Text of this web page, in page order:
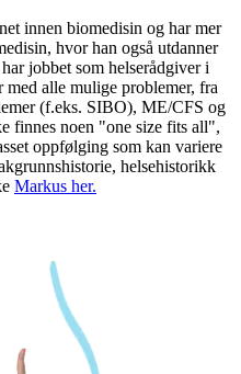
innen biomedisin og har mer
hvor han også utdanner
jobbet som helserådgiver i
alle mulige problemer, fra
(f.eks. SIBO), ME/CFS og
finnes noen "one size fits all",
oppfølging som kan variere
helsehistorikk
Markus her.